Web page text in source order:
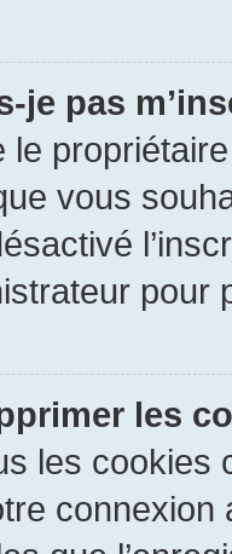
je pas
le
vous
les
les cookies